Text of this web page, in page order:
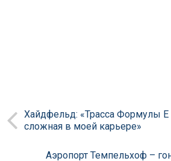
Хайдфельд: «Трасса Формулы
сложная в моей карьере»
Аэропорт Темпельхоф –